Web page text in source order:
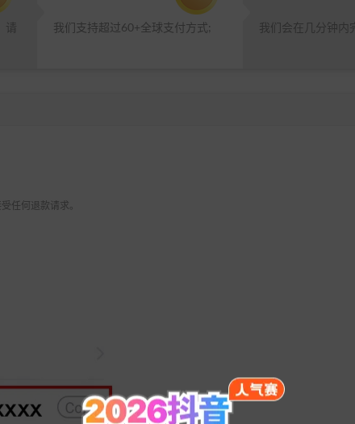
请
我们支持超过60+全球支付方式; 我们会在几分钟内
任何退款请求。